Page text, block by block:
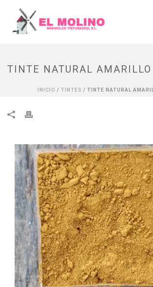
TINTE NATURAL AMARILLO
INICIO / TINTES / TINTE NATURAL